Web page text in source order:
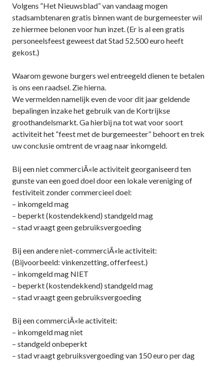
Volgens “Het Nieuwsblad” van vandaag mogen
stadsambtenaren gratis binnen want de burgemeester wil
ze hiermee belonen voor hun inzet. (Er is al een gratis
personeelsfeest geweest dat Stad 52.500 euro heeft
gekost.)
Waarom gewone burgers wel entreegeld dienen te betalen
is ons een raadsel. Zie hierna.
We vermelden namelijk even de voor dit jaar geldende
bepalingen inzake het gebruik van de Kortrijkse
groothandelsmarkt. Ga hierbij na tot wat voor soort
activiteit het “feest met de burgemeester” behoort en trek
uw conclusie omtrent de vraag naar inkomgeld.
Bij een niet commerciÃ«le activiteit georganiseerd ten
gunste van een goed doel door een lokale vereniging of
festiviteit zonder commercieel doel:
– inkomgeld mag
– beperkt (kostendekkend) standgeld mag
– stad vraagt geen gebruiksvergoeding
Bij een andere niet-commerciÃ«le activiteit:
(Bijvoorbeeld: vinkenzetting, offerfeest.)
– inkomgeld mag NIET
– beperkt (kostendekkend) standgeld mag
– stad vraagt geen gebruiksvergoeding
Bij een commerciÃ«le activiteit:
– inkomgeld mag niet
– standgeld onbeperkt
– stad vraagt gebruiksvergoeding van 150 euro per dag